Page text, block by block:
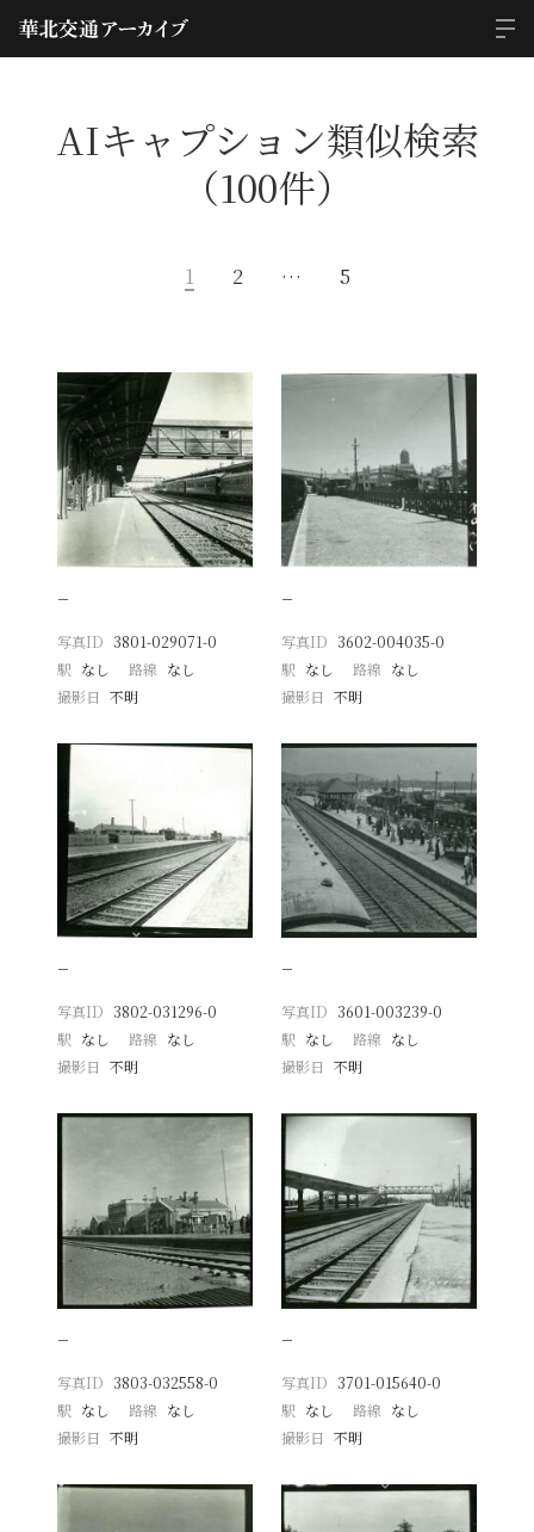
AIキャプション類似検索
（100件）
1 2 … 5
−
写真ID 3801-029071-0
駅 なし 路線 なし
撮影日
不明
−
写真ID 3602-004035-0
駅 なし 路線 なし
撮影日 不明
−
写真ID 3802-031296-0
駅 なし 路線 なし
撮影日
不明
−
写真ID 3601-003239-0
駅 なし 路線 なし
撮影日 不明
−
写真ID 3803-032558-0
駅 なし 路線 なし
撮影日
不明
−
写真ID 3701-015640-0
駅 なし 路線 なし
撮影日 不明